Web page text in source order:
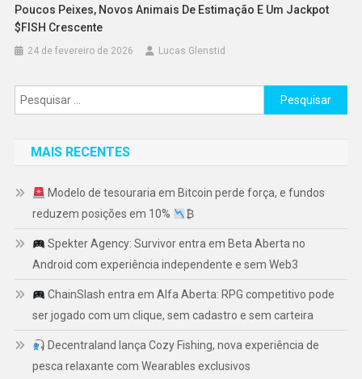
Poucos Peixes, Novos Animais De Estimação E Um Jackpot
$FISH Crescente
24 de fevereiro de 2026 Lucas Glenstid
Pesquisar
por:
MAIS RECENTES
Modelo de tesouraria em Bitcoin perde força, e fundos
reduzem posições em 10%
₿
Spekter Agency: Survivor entra em Beta Aberta no
Android com experiência independente e sem Web3
ChainSlash entra em Alfa Aberta: RPG competitivo pode
ser jogado com um clique, sem cadastro e sem carteira
Decentraland lança Cozy Fishing, nova experiência de
pesca relaxante com Wearables exclusivos